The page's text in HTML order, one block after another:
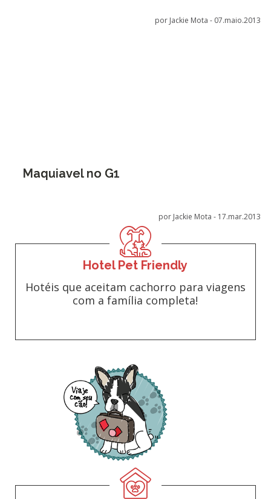
por Jackie Mota - 07.maio.2013
Maquiavel no G1
por Jackie Mota - 17.mar.2013
Hotel Pet Friendly
Hotéis que aceitam cachorro para viagens
com a família completa!